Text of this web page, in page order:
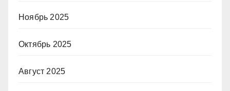
Ноябрь 2025
Октябрь 2025
Август 2025